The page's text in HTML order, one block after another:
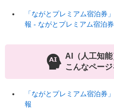
「ながとプレミアム宿泊券
報 - ながとプレミアム宿泊券
AI（人工知能
こんなペー
「ながとプレミアム宿泊券
報